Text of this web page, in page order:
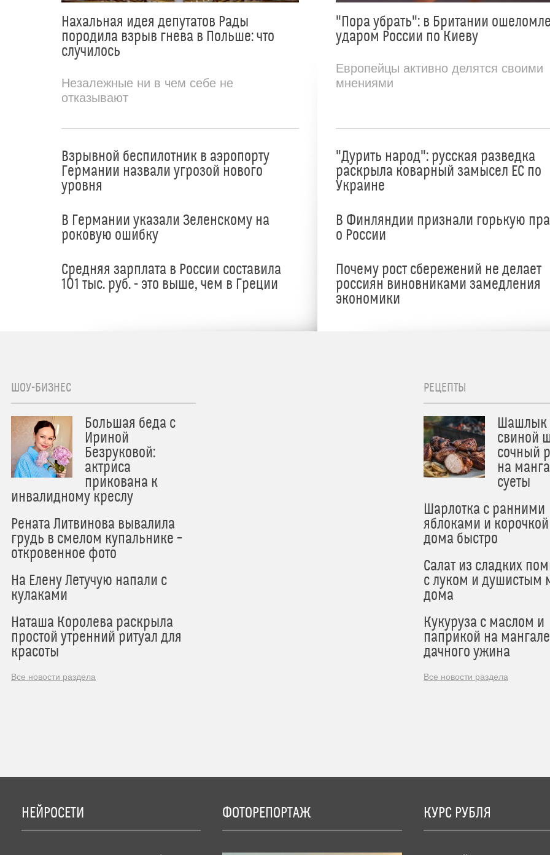
Нахальная идея депутатов Рады
породила взрыв гнева в Польше: что
случилось
Незалежные ни в чем себе не
отказывают
Взрывной беспилотник в аэропорту
Германии назвали угрозой нового
уровня
В Германии указали Зеленскому на
роковую ошибку
Средняя зарплата в России составила
101 тыс. руб. - это выше, чем в Греции
"Пора убрать": в Британии
ударом России по Киеву
Европейцы активно делятся своими
мнениями
"Дурить народ": русская разведка
раскрыла коварный замысел ЕС по
Украине
В Финляндии признали горькую
о России
Почему рост сбережений не делает
россиян виновниками замедления
экономики
ШОУ-БИЗНЕС
Большая беда с
Ириной
Безруковой:
актриса
прикована к
инвалидному креслу
Рената Литвинова вывалила
грудь в смелом купальнике –
откровенное фото
На Елену Летучую напали с
кулаками
Наташа Королева раскрыла
простой утренний ритуал для
красоты
Все новости раздела
РЕЦЕПТЫ
Шашлык
свиной
сочный
на
суеты
Шарлотка с ранними
яблоками и
дома быстро
Салат из сладких
с луком и душистым
дома
Кукуруза с маслом и
паприкой на
дачного ужина
Все новости раздела
НЕЙРОСЕТИ ФОТОРЕПОРТАЖ КУРС РУБЛЯ